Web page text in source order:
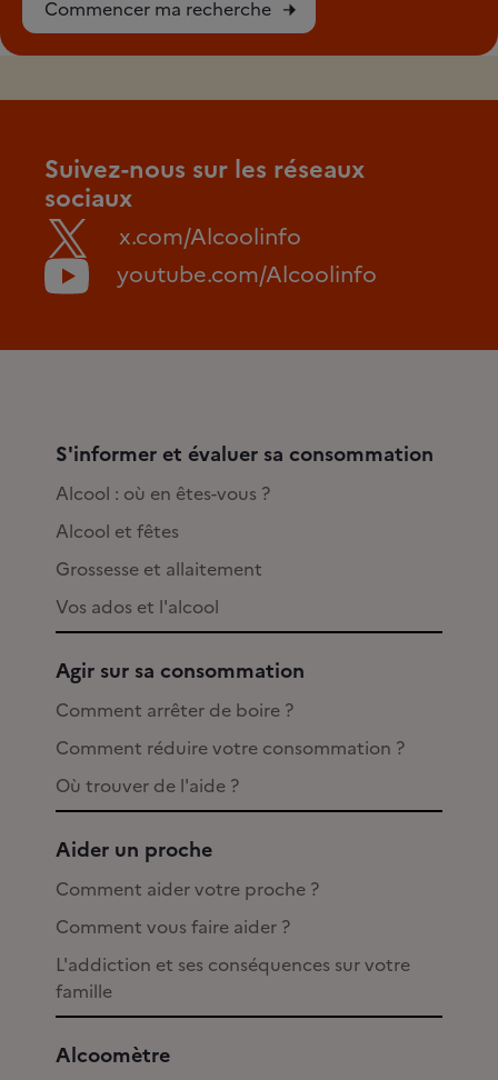
Commencer ma recherche
Suivez-nous sur les réseaux
sociaux
x.com/Alcoolinfo
youtube.com/Alcoolinfo
S'informer et évaluer sa consommation
Alcool : où en êtes-vous ?
Alcool et fêtes
Grossesse et allaitement
Vos ados et l'alcool
Agir sur sa consommation
Comment arrêter de boire ?
Comment réduire votre consommation ?
Où trouver de l'aide ?
Aider un proche
Comment aider votre proche ?
Comment vous faire aider ?
L'addiction et ses conséquences sur votre
famille
Alcoomètre